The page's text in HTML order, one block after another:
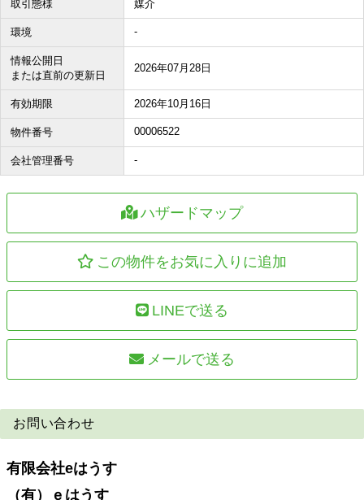
取引態様 媒介
環境 -
情報公開日
または直前の更新日
2026年07月28日
有効期限 2026年10月16日
物件番号 00006522
会社管理番号 -
ハザードマップ
この物件をお気に入りに追加
LINEで送る
メールで送る
お問い合わせ
有限会社eはうす
（有）ｅはうす